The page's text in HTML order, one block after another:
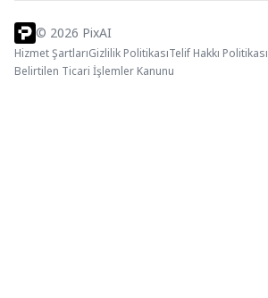
© 2026 PixAI
Hizmet ŞartlarıGizlilik PolitikasıTelif Hakkı Politikası
Belirtilen Ticari İşlemler Kanunu